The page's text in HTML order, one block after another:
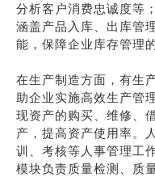
分析客户消费忠诚度等
涵盖产品入库、出库管
能，保障企业库存管理
在生产制造方面，有生
助企业实施高效生产管
现资产的购买、维修、
产，提高资产使用率。
训、考核等人事管理工
模块负责质量检测、质